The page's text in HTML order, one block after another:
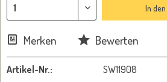
In den
Merken Bewerten
Artikel-Nr.: SW11908